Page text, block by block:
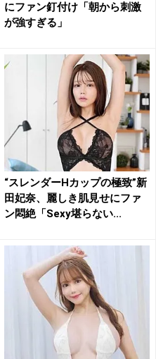
にファン釘付け「朝から刺激
が強すぎる」
“スレンダーHカップの極致”新
田妃奈、麗しき肌見せにファ
ン悶絶「Sexy堪らない...